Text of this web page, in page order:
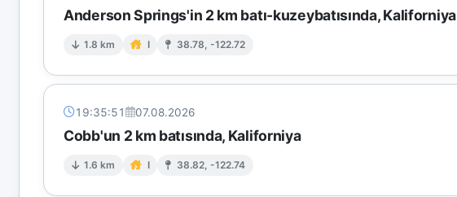
Anderson Springs'in 2 km batı-kuzeybatısında, Kaliforniya
1.8 km I 38.78, -122.72
19:35:51 07.08.2026
Cobb'un 2 km batısında, Kaliforniya
1.6 km I 38.82, -122.74